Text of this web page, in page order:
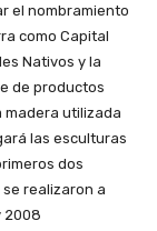
el nombramiento
como Capital
Nativos y la
de productos
madera utilizada
las esculturas
dos
realizaron a
2008